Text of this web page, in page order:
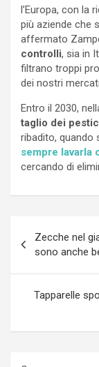
l’Europa, con la
più aziende che
affermato
controlli, sia in
filtrano troppi
dei nostri
Entro il 2030,
taglio dei
ribadito, quando
sempre lavarla
cercando di
articoli
Zecche nel
sono anche
Tapparelle